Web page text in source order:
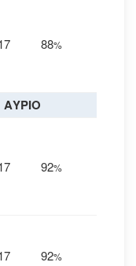
88%
ΑΥΡΙΟ
92%
92%